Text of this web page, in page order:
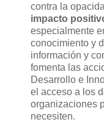
contra la
impacto
especialmente
conocimiento y
información y
fomenta las
Desarrollo e
el acceso a los
organizaciones
necesiten.